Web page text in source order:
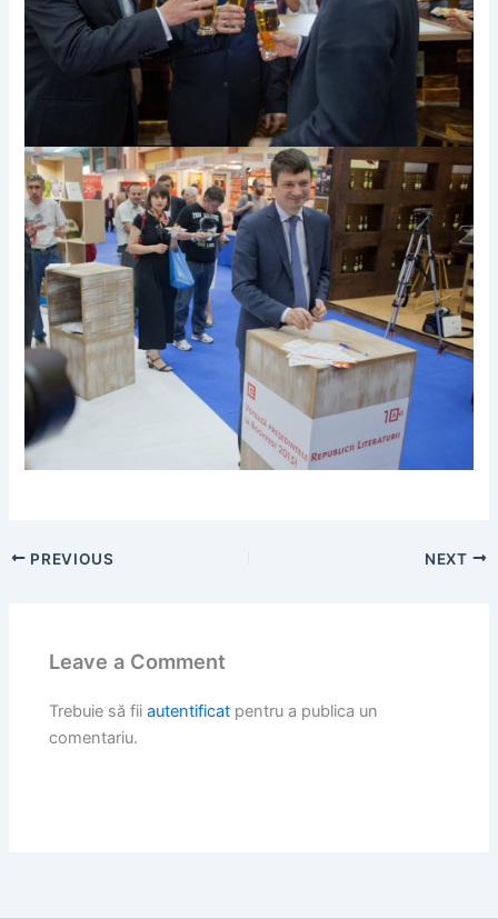
PREVIOUS NEXT
Leave a Comment
Trebuie să fiiautentificat pentru a publica un
comentariu.